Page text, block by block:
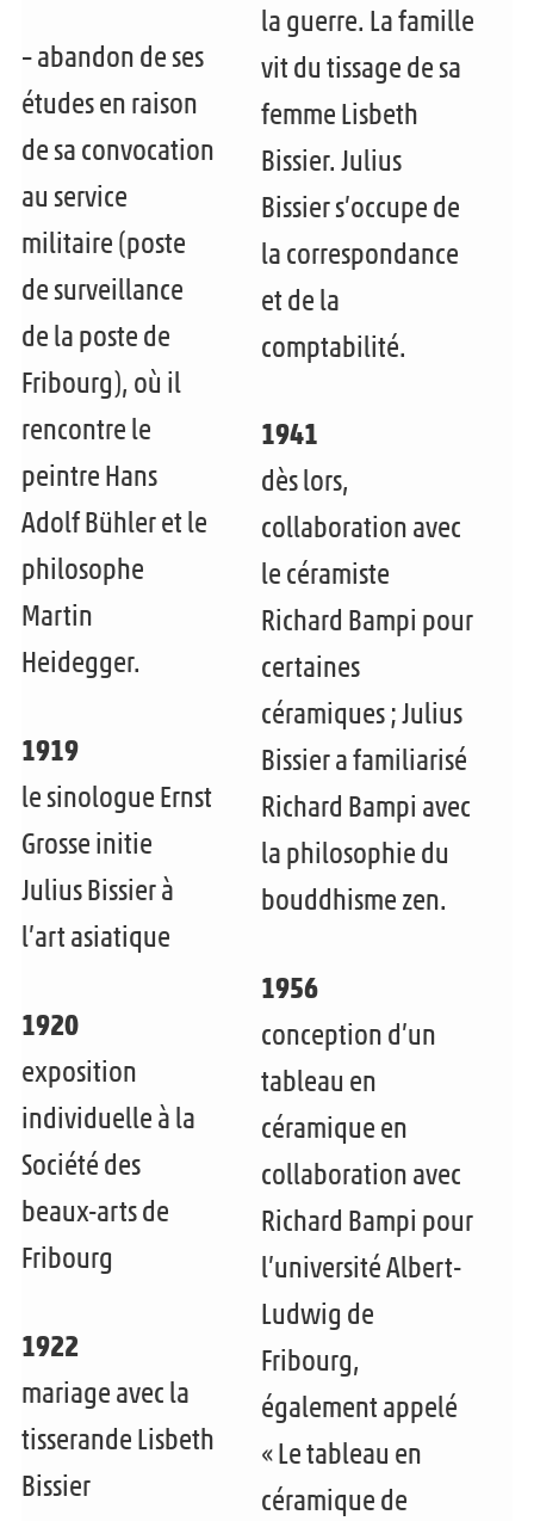
– abandon de ses
études en raison
de sa convocation
au service
militaire (poste
de surveillance
de la poste de
Fribourg), où il
rencontre le
peintre Hans
Adolf Bühler et le
philosophe
Martin
Heidegger.
1919
le sinologue Ernst
Grosse initie
Julius Bissier à
l’art asiatique
1920
exposition
individuelle à la
Société des
beaux-arts de
Fribourg
1922
mariage avec la
tisserande Lisbeth
Bissier
la guerre. La famille
vit du tissage de sa
femme Lisbeth
Bissier. Julius
Bissier s’occupe de
la correspondance
et de la
comptabilité.
1941
dès lors,
collaboration avec
le céramiste
Richard Bampi pour
certaines
céramiques ; Julius
Bissier a familiarisé
Richard Bampi avec
la philosophie du
bouddhisme zen.
1956
conception d’un
tableau en
céramique en
collaboration avec
Richard Bampi pour
l’université Albert-
Ludwig de
Fribourg,
également appelé
« Le tableau en
céramique de